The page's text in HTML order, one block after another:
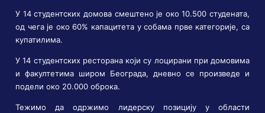
У 14 студентских домова смештено је око 10.500 студената,
од чега је око 60% капацитета у собама прве категорије, са
купатилима.
У 14 студентских ресторана који су лоцирани при домовима
и факултетима широм Београда, дневно се произведе и
подели око 20.000 оброка.
Тежимо да одржимо лидерску позицију у области